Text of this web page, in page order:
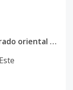
Venta casa grande con patio en Prado oriental cinco habitaciones